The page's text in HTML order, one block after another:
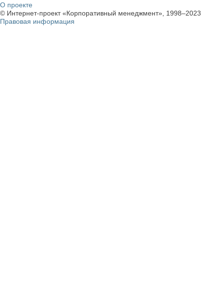
О проекте
© Интернет-проект «Корпоративный менеджмент», 1998–2023
Правовая информация